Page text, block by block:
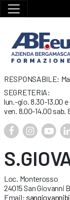
RESPONSABILE:
SEGRETERIA:
lun.-gio. 8.30-13.00 e
ven. 8.00-14.00 sab.
Loc. Monterosso
24015 San Giovanni
Email: